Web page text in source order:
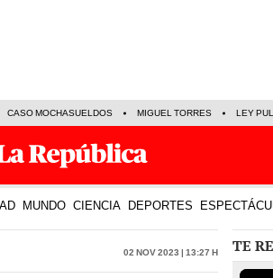
CASO MOCHASUELDOS MIGUEL TORRES LEY
MUNDO CIENCIA DEPORTES
02 Nov 2023 | 13:27 h TE